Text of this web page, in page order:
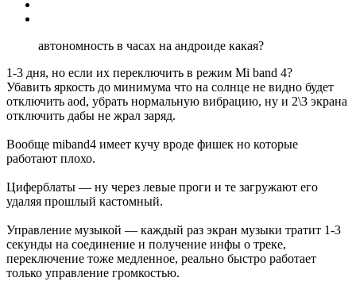
автономность в часах на андроиде какая?
1-3 дня, но если их переключить в режим Mi band 4?
Убавить яркость до минимума что на солнце не видно будет
отключить aod, убрать нормальную вибрацию, ну и 2\3 экрана
отключить дабы не жрал заряд.
Вообще miband4 имеет кучу вроде фишек но которые
работают плохо.
Циферблаты — ну через левые проги и те загружают его
удаляя прошлый кастомный.
Управление музыкой — каждый раз экран музыки тратит 1-3
секунды на соединение и получение инфы о треке,
переключение тоже медленное, реально быстро работает
только управление громкостью.